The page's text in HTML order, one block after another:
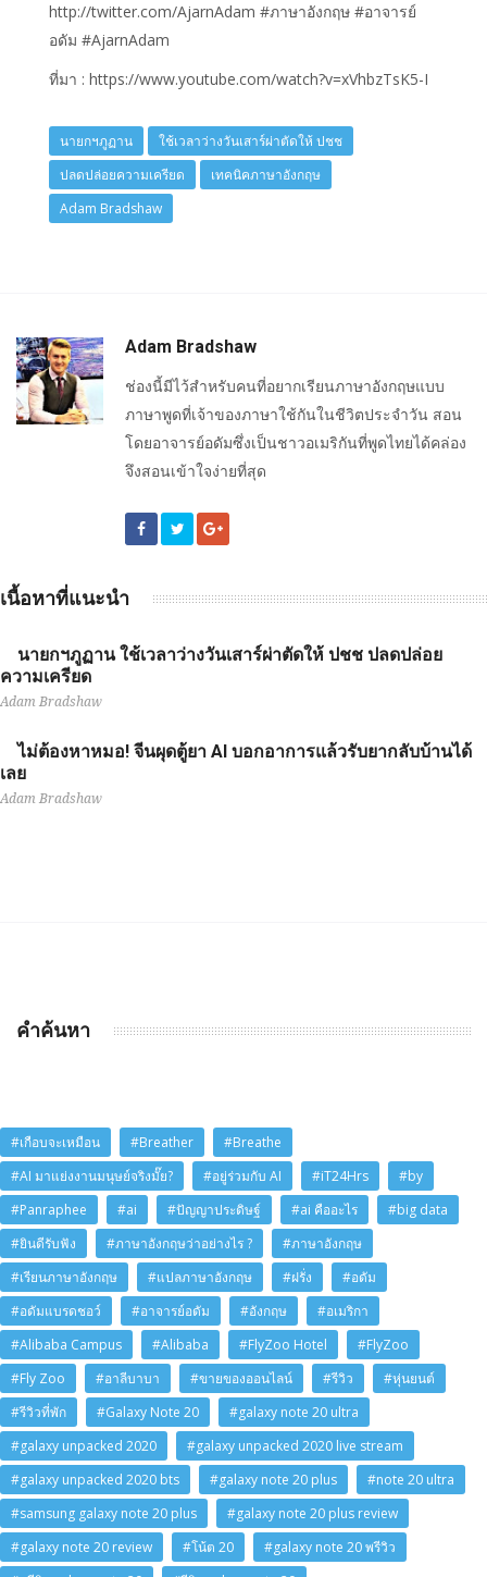
http://twitter.com/AjarnAdam #ภาษาอังกฤษ #อาจารย์
อดัม #AjarnAdam
ที่มา : https://www.youtube.com/watch?v=xVhbzTsK5-I
นายกฯภูฏาน
ใช้เวลาว่างวันเสาร์ผ่าตัดให้ ปชช
ปลดปล่อยความเครียด
เทคนิคภาษาอังกฤษ
Adam Bradshaw
Adam Bradshaw
ช่องนี้มีไว้สำหรับคนที่อยากเรียนภาษาอังกฤษแบบ
ภาษาพูดที่เจ้าของภาษาใช้กันในชีวิตประจำวัน สอน
โดยอาจารย์อดัมซึ่งเป็นชาวอเมริกันที่พูดไทยได้คล่อง
จึงสอนเข้าใจง่ายที่สุด
เนื้อหาที่แนะนำ
นายกฯภูฏาน ใช้เวลาว่างวันเสาร์ผ่าตัดให้ ปชช ปลดปล่อย
ความเครียด
Adam Bradshaw
ไม่ต้องหาหมอ! จีนผุดตู้ยา AI บอกอาการแล้วรับยากลับบ้านได้
เลย
Adam Bradshaw
คำค้นหา
#เกือบจะเหมือน #Breather
#Breathe
#AI มาแย่งงานมนุษย์จริงมั๊ย?
#อยู่ร่วมกับ AI #iT24Hrs
#by
#Panraphee
#ai #ปัญญาประดิษฐ์ #ai คืออะไร
#big data
#ยินดีรับฟัง
#ภาษาอังกฤษว่าอย่างไร ?
#ภาษาอังกฤษ
#เรียนภาษาอังกฤษ
#แปลภาษาอังกฤษ #ฝรั่ง
#อดัม
#อดัมแบรดชอว์
#อาจารย์อดัม #อังกฤษ
#อเมริกา
#Alibaba Campus
#Alibaba #FlyZoo Hotel
#FlyZoo
#Fly Zoo
#อาลีบาบา #ขายของออนไลน์ #รีวิว
#หุ่นยนต์
#รีวิวที่พัก
#Galaxy Note 20
#galaxy note 20 ultra
#galaxy unpacked 2020
#galaxy unpacked 2020 live stream
#galaxy unpacked 2020 bts
#galaxy note 20 plus
#note 20 ultra
#samsung galaxy note 20 plus
#galaxy note 20 plus review
#galaxy note 20 review
#โน้ต 20
#galaxy note 20 พรีวิว